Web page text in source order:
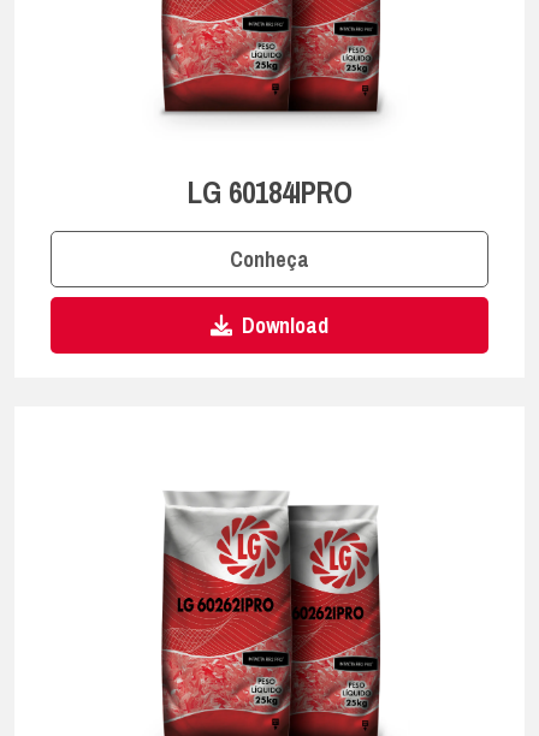
LG 60184IPRO
Conheça
Download